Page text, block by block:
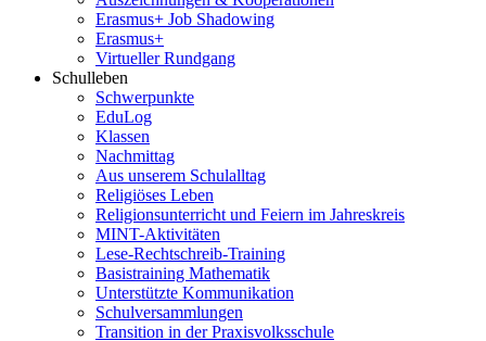
Erasmus+ Job Shadowing
Erasmus+
Virtueller Rundgang
Schulleben
Schwerpunkte
EduLog
Klassen
Nachmittag
Aus unserem Schulalltag
Religiöses Leben
Religionsunterricht und Feiern im Jahreskreis
MINT-Aktivitäten
Lese-Rechtschreib-Training
Basistraining Mathematik
Unterstützte Kommunikation
Schulversammlungen
Transition in der Praxisvolksschule